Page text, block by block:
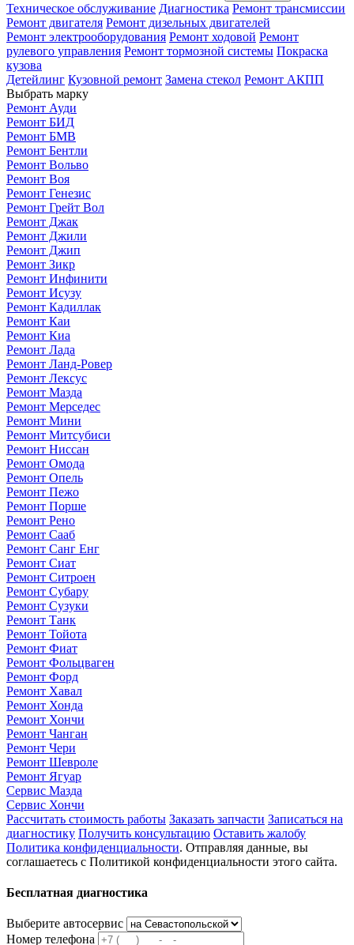
Техническое обслуживание Диагностика Ремонт трансмиссии
Ремонт двигателя Ремонт дизельных двигателей
Ремонт электрооборудования Ремонт ходовой Ремонт
рулевого управления Ремонт тормозной системы Покраска
кузова
Детейлинг Кузовной ремонт Замена стекол Ремонт АКПП
Выбрать марку
Ремонт Ауди
Ремонт БИД
Ремонт БМВ
Ремонт Бентли
Ремонт Вольво
Ремонт Воя
Ремонт Генезис
Ремонт Грейт Вол
Ремонт Джак
Ремонт Джили
Ремонт Джип
Ремонт Зикр
Ремонт Инфинити
Ремонт Исузу
Ремонт Кадиллак
Ремонт Каи
Ремонт Киа
Ремонт Лада
Ремонт Ланд-Ровер
Ремонт Лексус
Ремонт Мазда
Ремонт Мерседес
Ремонт Мини
Ремонт Митсубиси
Ремонт Ниссан
Ремонт Омода
Ремонт Опель
Ремонт Пежо
Ремонт Порше
Ремонт Рено
Ремонт Сааб
Ремонт Санг Енг
Ремонт Сиат
Ремонт Ситроен
Ремонт Субару
Ремонт Сузуки
Ремонт Танк
Ремонт Тойота
Ремонт Фиат
Ремонт Фольцваген
Ремонт Форд
Ремонт Хавал
Ремонт Хонда
Ремонт Хончи
Ремонт Чанган
Ремонт Чери
Ремонт Шевроле
Ремонт Ягуар
Сервис Мазда
Сервис Хончи
Рассчитать стоимость работы Заказать запчасти Записаться на
диагностику Получить консультацию Оставить жалобу
Политика конфиденциальности. Отправляя данные, вы
соглашаетесь с Политикой конфиденциальности этого сайта.
Бесплатная диагностика
Выберите автосервис
Номер телефона